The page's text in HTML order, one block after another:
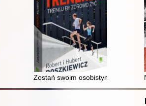
wszystko o wędrowaniu
Zostań swoim osobistym trenerem